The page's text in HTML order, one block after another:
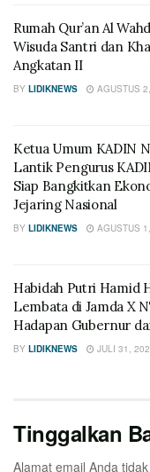
Rumah Qur’an Al
Wisuda Santri dan
Angkatan II
BY LIDIKNEWS AGUSTUS
Ketua Umum KADIN
Lantik Pengurus
Siap Bangkitkan
Jejaring Nasional
BY LIDIKNEWS AGUSTUS
Habidah Putri Hamid
Lembata di Jamda X
Hadapan Gubernur
BY LIDIKNEWS JULI 31,
Tinggalkan
Alamat email Anda